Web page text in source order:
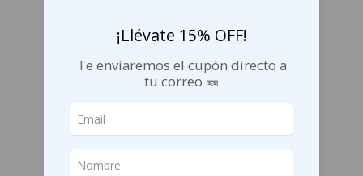
¡Llévate 15% OFF!
Te enviaremos el cupón directo a
tu correo 🎫